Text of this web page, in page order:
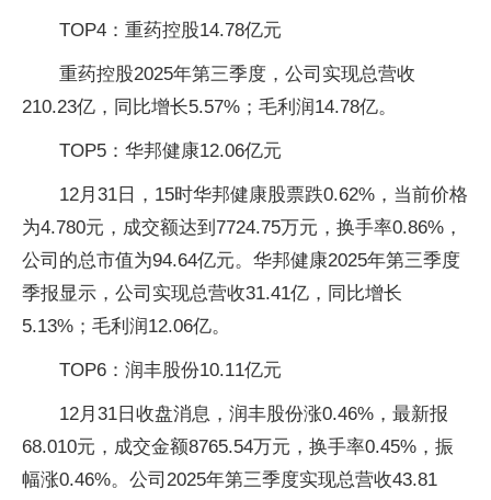
TOP4：重药控股14.78亿元
重药控股2025年第三季度，公司实现总营收
210.23亿，同比增长5.57%；毛利润14.78亿。
TOP5：华邦健康12.06亿元
12月31日，15时华邦健康股票跌0.62%，当前价格
为4.780元，成交额达到7724.75万元，换手率0.86%，
公司的总市值为94.64亿元。华邦健康2025年第三季度
季报显示，公司实现总营收31.41亿，同比增长
5.13%；毛利润12.06亿。
TOP6：润丰股份10.11亿元
12月31日收盘消息，润丰股份涨0.46%，最新报
68.010元，成交金额8765.54万元，换手率0.45%，振
幅涨0.46%。公司2025年第三季度实现总营收43.81